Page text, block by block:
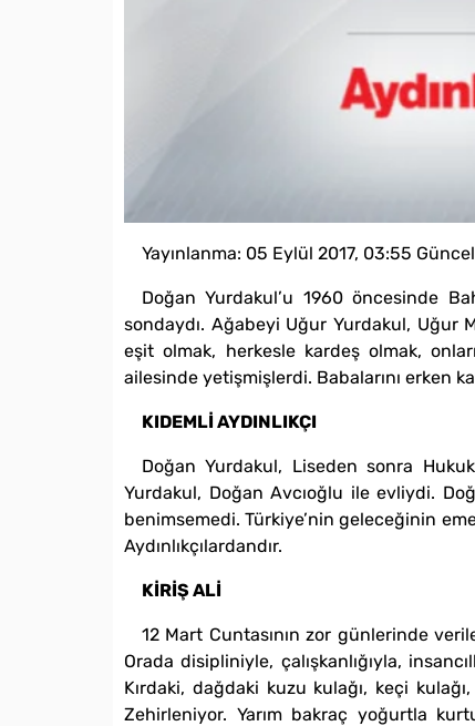
Yayınlanma: 05 Eylül 2017, 03:55
Doğan Yurdakul’u 1960 öncesinde
sondaydı. Ağabeyi Uğur Yurdakul, Uğur
eşit olmak, herkesle kardeş olmak,
ailesinde yetişmişlerdi. Babalarını erken
KIDEMLİ AYDINLIKÇI
Doğan Yurdakul, Liseden sonra
Yurdakul, Doğan Avcıoğlu ile evliydi.
benimsemedi. Türkiye’nin geleceğinin
Aydınlıkçılardandır.
KİRİŞ ALİ
12 Mart Cuntasının zor günlerinde
Orada disipliniyle, çalışkanlığıyla,
Kırdaki, dağdaki kuzu kulağı, keçi
Zehirleniyor. Yarım bakraç yoğurtla